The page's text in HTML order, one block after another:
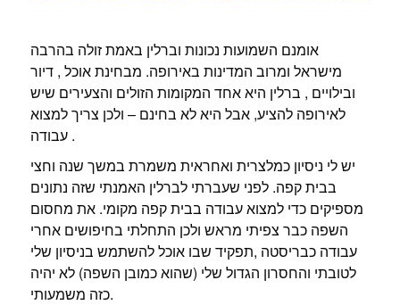
אומנם השמועות נכונות וברלין באמת זולה בהרבה
מישראל ומרוב המדינות באירופה. מבחינת אוכל , דיור
ובילויים , ברלין היא אחד המקומות הזולים והצעירים שיש
לאירופה להציע, אבל היא לא בחינם – ולכן צריך למצוא
עבודה .
יש לי ניסיון כמלצרית ואחראית משמרת במשך שנה וחצי
בבית קפה. לפני שעברתי לברלין האמנתי שזה נתונים
מספיקים כדי למצוא עבודה בבית קפה מקומי. את מחסום
השפה כבר צפיתי מראש ולכן התחלתי בחיפושים אחרי
עבודה כבריסטה ,תפקיד שבו אוכל להשתמש בניסיון שלי
לטובתי והחסרון הגדול שלי (שהוא כמובן השפה) לא יהיה
כזה משמעותי.